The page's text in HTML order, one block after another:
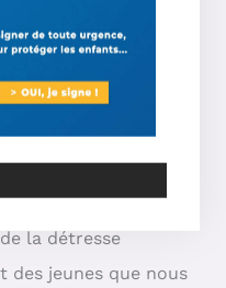
en eux-mêmes. Une
être portée au
qui montrent des
»
Pap Ndiaye,
la détresse
des jeunes que nous